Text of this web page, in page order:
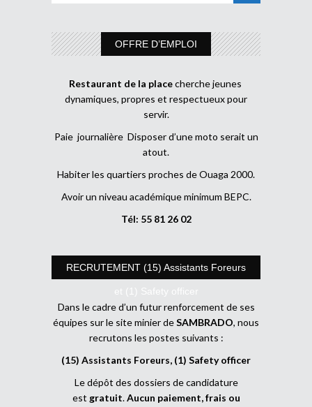
OFFRE D’EMPLOI
Restaurant de la placecherche jeunes
dynamiques, propres et respectueux pour
servir.
Paie journalière Disposer d’une moto serait un
atout.
Habiter les quartiers proches de Ouaga 2000.
Avoir un niveau académique minimum BEPC.
Tél: 55 81 26 02
RECRUTEMENT (15) Assistants Foreurs
et (1) Safety officer
Dans le cadre d’un futur renforcement de ses
équipes sur le site minier deSAMBRADO, nous
recrutons les postes suivants :
(15) Assistants Foreurs, (1) Safety officer
Le dépôt des dossiers de candidature
est gratuit.Aucun paiement, frais ou